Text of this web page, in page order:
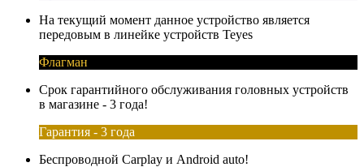
На текущий момент данное устройство является
передовым в линейке устройств Teyes
Флагман
Срок гарантийного обслуживания головных устройств
в магазине - 3 года!
Гарантия - 3 года
Беспроводной Carplay и Android auto!